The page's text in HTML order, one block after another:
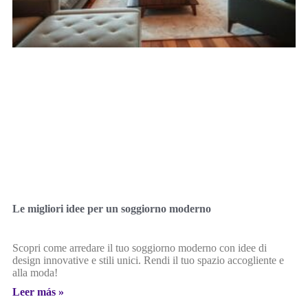
Le migliori idee per un soggiorno moderno
Scopri come arredare il tuo soggiorno moderno con idee di
design innovative e stili unici. Rendi il tuo spazio accogliente e
alla moda!
Leer más »